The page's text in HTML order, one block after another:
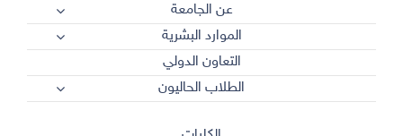
عن الجامعة
الموارد البشرية
التعاون الدولي
الطلاب الحاليون